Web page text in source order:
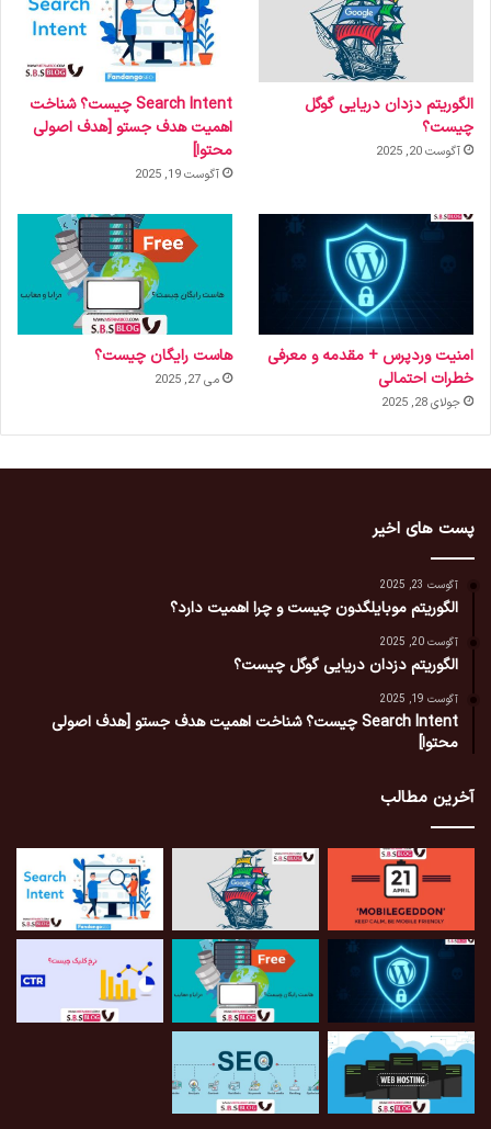
الگوریتم دزدان دریایی گوگل
چیست؟
آگوست 20, 2025
Search Intent چیست؟ شناخت
اهمیت هدف جستو [هدف اصولی
محتوا]
آگوست 19, 2025
امنیت وردپرس + مقدمه و معرفی
خطرات احتمالی
جولای 28, 2025
هاست رایگان چیست؟
می 27, 2025
پست های اخیر
آگوست 23, 2025
الگوریتم موبایلگدون چیست و چرا اهمیت دارد؟
آگوست 20, 2025
الگوریتم دزدان دریایی گوگل چیست؟
آگوست 19, 2025
Search Intent چیست؟ شناخت اهمیت هدف جستو [هدف اصولی
محتوا]
آخرین مطالب